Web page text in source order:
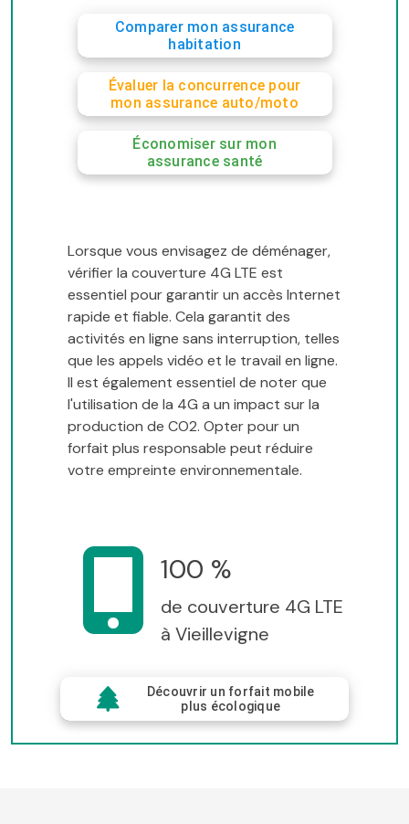
Comparer mon assurance
habitation
Évaluer la concurrence pour
mon assurance auto/moto
Économiser sur mon
assurance santé
Lorsque vous envisagez de déménager,
vérifier la couverture 4G LTE est
essentiel pour garantir un accès Internet
rapide et fiable. Cela garantit des
activités en ligne sans interruption, telles
que les appels vidéo et le travail en ligne.
Il est également essentiel de noter que
l'utilisation de la 4G a un impact sur la
production de CO2. Opter pour un
forfait plus responsable peut réduire
votre empreinte environnementale.
100 %
de couverture 4G LTE
à Vieillevigne
Découvrir un forfait mobile
plus écologique